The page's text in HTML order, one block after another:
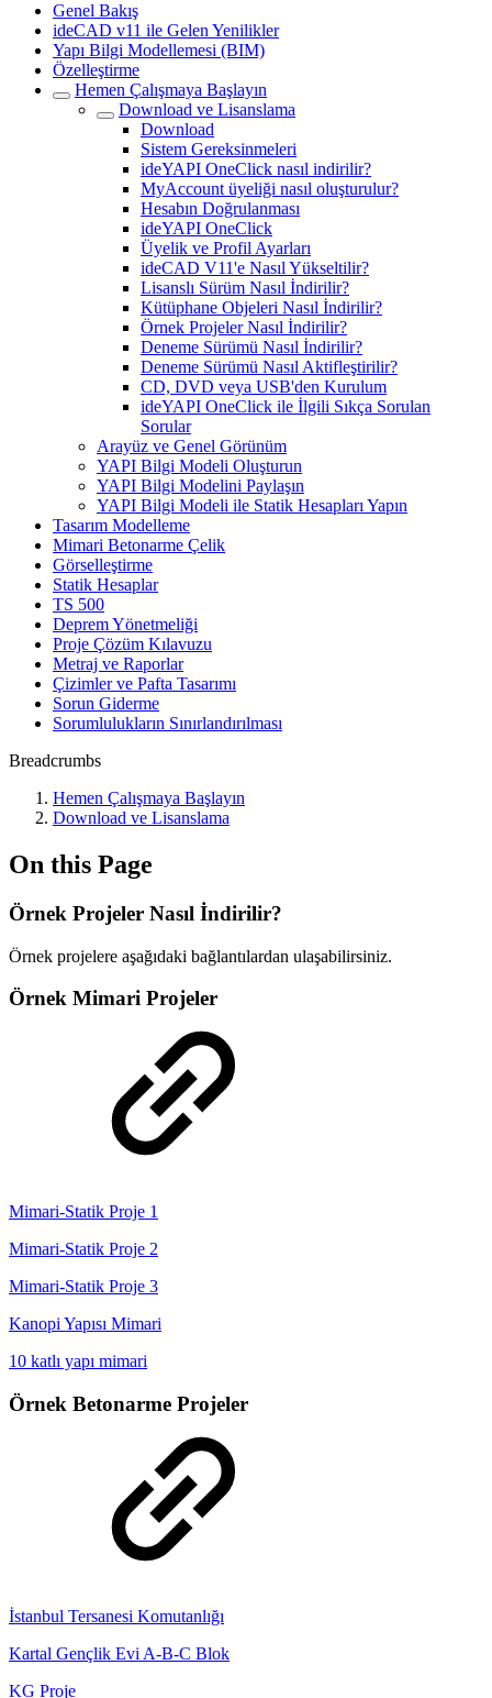
Genel Bakış
ideCAD v11 ile Gelen Yenilikler
Yapı Bilgi Modellemesi (BIM)
Özelleştirme
Hemen Çalışmaya Başlayın
Download ve Lisanslama
Download
Sistem Gereksinmeleri
ideYAPI OneClick nasıl indirilir?
MyAccount üyeliği nasıl oluşturulur?
Hesabın Doğrulanması
ideYAPI OneClick
Üyelik ve Profil Ayarları
ideCAD V11'e Nasıl Yükseltilir?
Lisanslı Sürüm Nasıl İndirilir?
Kütüphane Objeleri Nasıl İndirilir?
Örnek Projeler Nasıl İndirilir?
Deneme Sürümü Nasıl İndirilir?
Deneme Sürümü Nasıl Aktifleştirilir?
CD, DVD veya USB'den Kurulum
ideYAPI OneClick ile İlgili Sıkça Sorulan
Sorular
Arayüz ve Genel Görünüm
YAPI Bilgi Modeli Oluşturun
YAPI Bilgi Modelini Paylaşın
YAPI Bilgi Modeli ile Statik Hesapları Yapın
Tasarım Modelleme
Mimari Betonarme Çelik
Görselleştirme
Statik Hesaplar
TS 500
Deprem Yönetmeliği
Proje Çözüm Kılavuzu
Metraj ve Raporlar
Çizimler ve Pafta Tasarımı
Sorun Giderme
Sorumlulukların Sınırlandırılması
Breadcrumbs
Hemen Çalışmaya Başlayın
Download ve Lisanslama
On this Page
Örnek Projeler Nasıl İndirilir?
Örnek projelere aşağıdaki bağlantılardan ulaşabilirsiniz.
Örnek Mimari Projeler
Mimari-Statik Proje 1
Mimari-Statik Proje 2
Mimari-Statik Proje 3
Kanopi Yapısı Mimari
10 katlı yapı mimari
Örnek Betonarme Projeler
İstanbul Tersanesi Komutanlığı
Kartal Gençlik Evi A-B-C Blok
KG Proje